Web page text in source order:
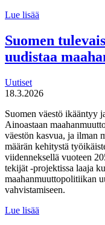
Lue lisää
kirjaamisen,
lähettämisen
käytännöistä
Suomen
uudistaa
Uutiset
18.3.2026
Suomen väestö ikääntyy
Ainoastaan
väestön kasvua, ja ilman
määrän kehitystä
viidenneksellä vuoteen
tekijät -projektissa laaja
maahanmuuttopolitiikan
vahvistamiseen.
Lue lisää